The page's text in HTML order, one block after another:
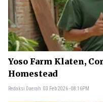
Yoso Farm Klaten,
Homestead
Redaksi Daerah 03 Feb 2026 - 08:16PM